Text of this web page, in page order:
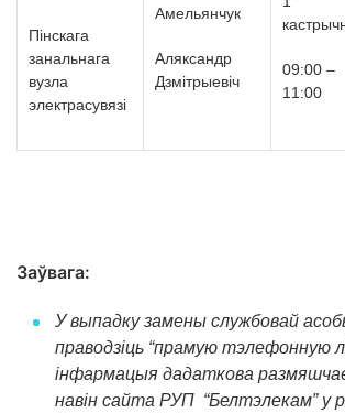
Пінскага
занальнага
вузла
электрасувязі
Амельянчук
Аляксандр
Дзмітрыевіч
09:00 –
11 :00
Заўвага:
У выпадку замены службовай
праводзіць “прамую тэлефонную
інфармацыя дадаткова
навін сайта РУП “Белтэлекам” у